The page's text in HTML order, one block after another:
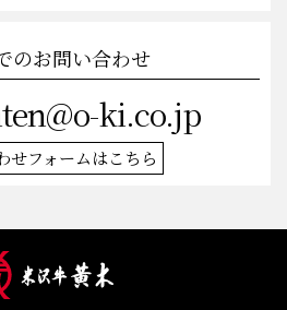
のお問い合わせ
ki.co.jp
せフォームはこちら